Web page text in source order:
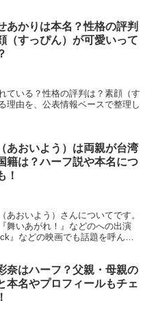
かさ（つっつ）のカ
？
あかりは本名？性格の評判
（すっぴん）が可愛いって
ている？性格の評判は？素顔（す
理由を、公表情報ベースで整理し
あおいよう）は両親が台湾
籍は？ハーフ説や本名につ
！
おいよう）さんについてです。
舞いあがれ！』などのへの出演
』などの映画でも話題を呼んだ
奈はハーフ？父親・母親の
本名やプロフィールもチェ